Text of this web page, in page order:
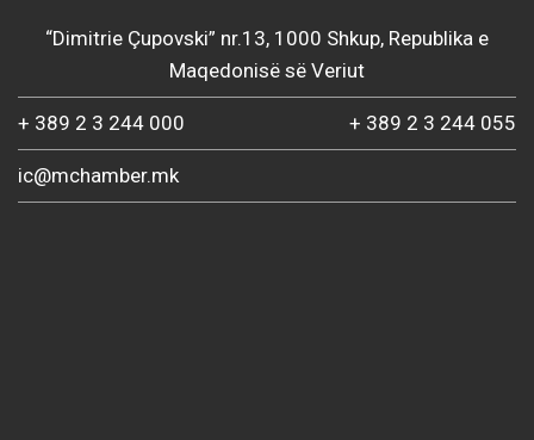
“Dimitrie Çupovski” nr.13, 1000 Shkup, Republika e
Maqedonisë së Veriut
+ 389 2 3 244 000 + 389 2 3 244 055
ic@mchamber.mk